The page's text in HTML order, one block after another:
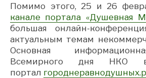
Помимо этого, 25 и 26
канале портала «Душевная
большая онлайн-
актуальным темам
Основная
Всемирного дня НКО
портал